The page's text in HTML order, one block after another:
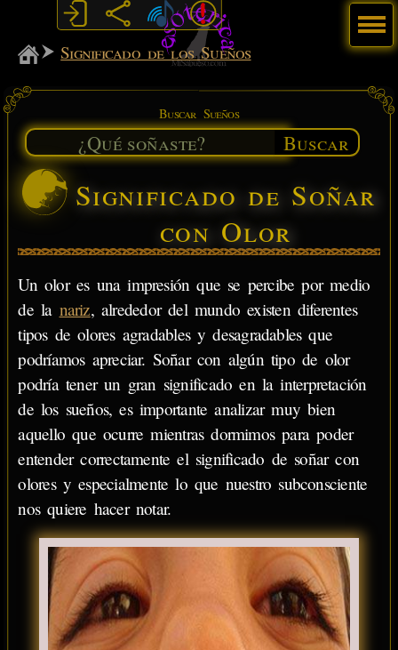
MiSabueso
Significado de los Sueños
Buscar Sueños
Buscar
Significado de Soñar
con Olor
Un olor es una impresión que se percibe por medio
de la nariz, alrededor del mundo existen diferentes
tipos de olores agradables y desagradables que
podríamos apreciar. Soñar con algún tipo de olor
podría tener un gran significado en la interpretación
de los sueños, es importante analizar muy bien
aquello que ocurre mientras dormimos para poder
entender correctamente el significado de soñar con
olores y especialmente lo que nuestro subconsciente
nos quiere hacer notar.
Menú